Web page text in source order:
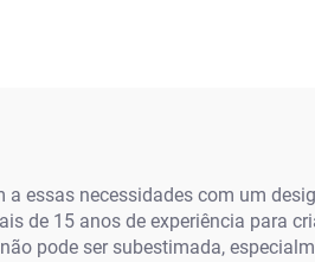
essas necessidades com um
de 15 anos de experiência para
pode ser subestimada,